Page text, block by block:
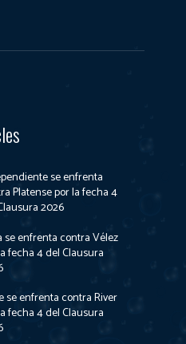
se enfrenta
Platense por la fecha 4
2026
se enfrenta contra Vélez
fecha 4 del Clausura
se enfrenta contra River
fecha 4 del Clausura